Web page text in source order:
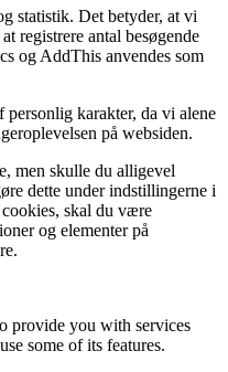
statistik. Det betyder, at vi
registrere antal besøgende
og AddThis anvendes som
karakter, da vi alene
på websiden.
men skulle du alligevel
dette under indstillingerne i
skal du være
og elementer på
provide you with services
some of its features.